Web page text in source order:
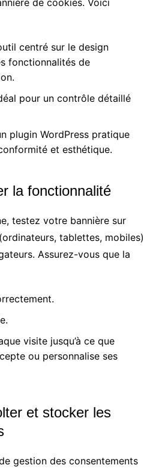
de cookies. Voici
centré sur le design
fonctionnalités de
pour un contrôle détaillé
plugin WordPress pratique
et esthétique.
la fonctionnalité
testez votre bannière sur
tablettes, mobiles)
Assurez-vous que la
visite jusqu’à ce que
ou personnalise ses
et stocker les
gestion des consentements